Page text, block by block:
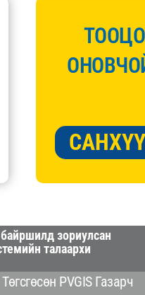
зориулсан
талаархи
Төгсгөсөн PVGIS Газарч